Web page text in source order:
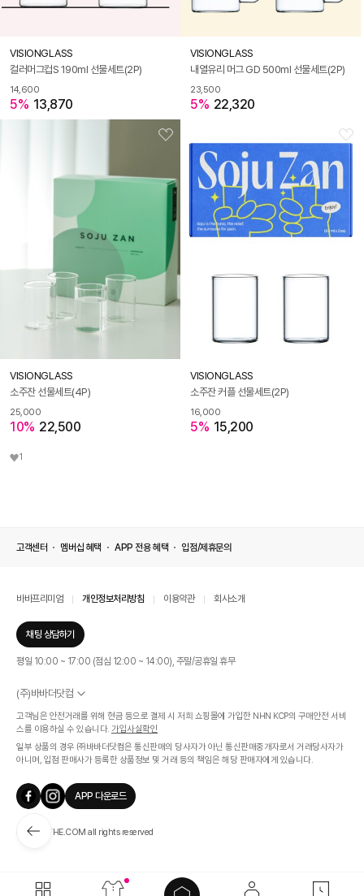
VISIONGLASS
컬러머그컵S 190ml 선물세트(2P)
14,600
5% 13,870
VISIONGLASS
내열유리 머그 GD 500ml 선물세트(2P)
23,500
5% 22,320
VISIONGLASS
소주잔 선물세트(4P)
25,000
10% 22,500
1
VISIONGLASS
소주잔 커플 선물세트(2P)
16,000
5% 15,200
고객센터 멤버십 혜택 APP 전용 혜택 입점/제휴문의
바바프리미엄 개인정보처리방침 이용약관 회사소개
채팅 상담하기
평일 10:00 ~ 17:00 (점심 12:00 ~ 14:00), 주말/공휴일 휴무
(주)바바더닷컴
서울특별시 서초구 신반포로 339, 논현빌딩 (대표이사 : 문인식)
사업자 등록번호 569-86-01308
통신판매업신고번호 제 2019 - 서울 서초 - 1268호
개인정보관리책임자 : 김효영
인증범위
온라인 쇼핑몰 서비스(바바더닷컴)
유효기간
2024.07.17 ~ 2027.07.16
고객님은 안전거래를 위해 현금 등으로 결제 시 저희 쇼핑몰에 가입한 NHN KCP의 구매안전 서비
스를 이용하실 수 있습니다. 가입사실확인
일부 상품의 경우 ㈜바바더닷컴은 통신판매의 당사자가 아닌 통신판매중개자로서 거래당사자가
아니며, 입점 판매사가 등록한 상품정보 및 거래 등의 책임은 해당 판매자에게 있습니다.
APP 다운로드
ⓒ BABATHE.COM all rights reserved